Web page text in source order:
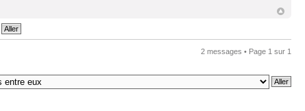
2 messages • Page 1 sur 1